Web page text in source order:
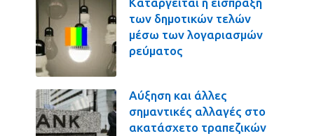
των δημοτικών τελών
μέσω των λογαριασμών
ρεύματος
Αύξηση και άλλες
σημαντικές αλλαγές στο
ακατάσχετο τραπεζικών